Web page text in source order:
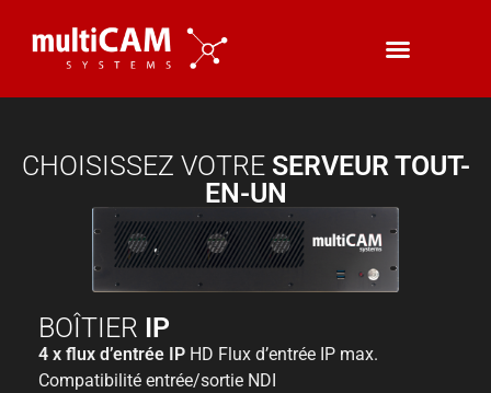
CHOISISSEZ VOTRE SERVEUR TOUT-
EN-UN
BOÎTIER IP
4 x flux d’entrée IP HD Flux d’entrée IP max.
Compatibilité entrée/sortie NDI